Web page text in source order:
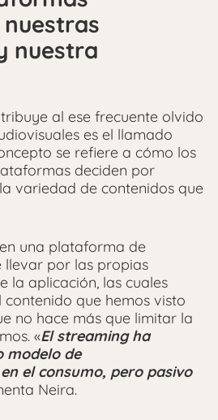
nuestra
al ese frecuente olvido
es el llamado
se refiere a cómo los
deciden por
variedad de contenidos que
una plataforma de
llevar por las propias
la aplicación, las cuales
que hemos visto
no hace más que limitar la
«El streaming ha
modelo de
el consumo, pero pasivo
Neira.